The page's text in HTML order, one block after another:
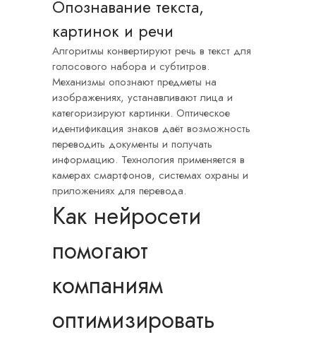
Опознавание текста,
картинок и речи
Алгоритмы конвертируют речь в текст для
голосового набора и субтитров.
Механизмы опознают предметы на
изображениях, устанавливают лица и
категоризируют картинки. Оптическое
идентификация знаков даёт возможность
переводить документы и получать
информацию. Технология применяется в
камерах смартфонов, системах охраны и
приложениях для перевода.
Как нейросети
помогают
компаниям
оптимизировать